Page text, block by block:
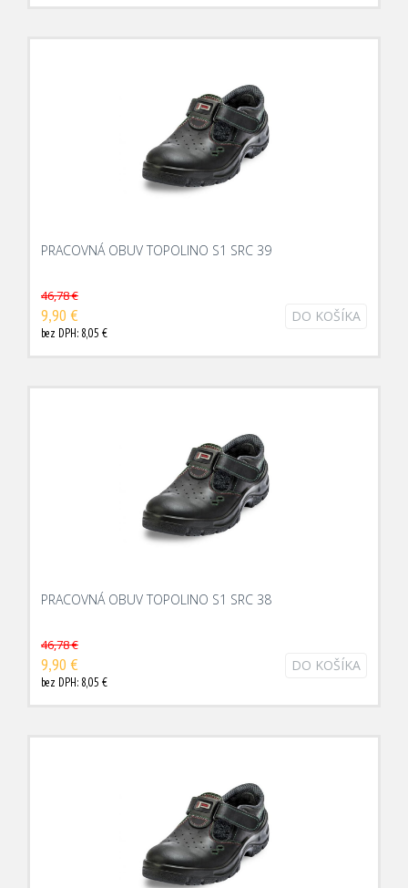
PRACOVNÁ OBUV TOPOLINO S1 SRC 39
46,78 €
9,90 €
bez DPH: 8,05 €
DO KOŠÍKA
PRACOVNÁ OBUV TOPOLINO S1 SRC 38
46,78 €
9,90 €
bez DPH: 8,05 €
DO KOŠÍKA